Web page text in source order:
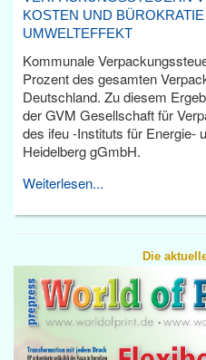
KOSTEN UND
UMWELTEFFEKT
Kommunale
Prozent des gesamten
Deutschland. Zu diesem
der GVM Gesellschaft für
des ifeu -Instituts für Energie-
Heidelberg gGmbH.
Weiterlesen...
Die